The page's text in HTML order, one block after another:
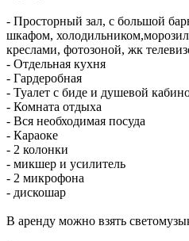
- Просторный зал, с большой
шкафом,
креслами, фотозоной, жк
- Отдельная кухня
- Гардеробная
- Туалет с биде и душевой
- Комната отдыха
- Вся необходимая посуда
- Караоке
- 2 колонки
- микшер и усилитель
- 2 микрофона
- дискошар
В аренду можно взять